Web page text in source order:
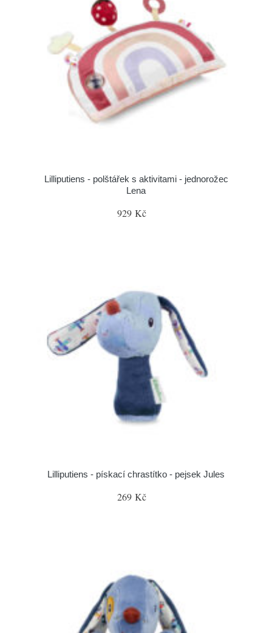
Lilliputiens - polštářek s aktivitami - jednorožec
Lena
929 Kč
Lilliputiens - pískací chrastítko - pejsek Jules
269 Kč